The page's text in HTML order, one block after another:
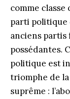
comme
parti politique
anciens partis
possédantes.
politique est
triomphe de
suprême :